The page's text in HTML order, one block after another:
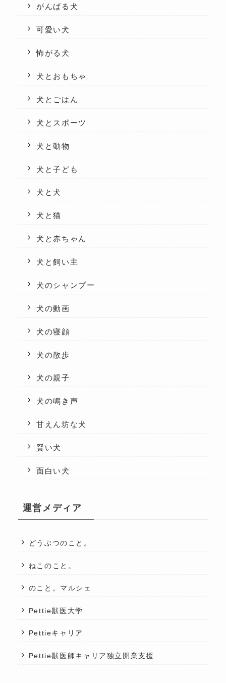
がんばる犬
可愛い犬
怖がる犬
犬とおもちゃ
犬とごはん
犬とスポーツ
犬と動物
犬と子ども
犬と犬
犬と猫
犬と赤ちゃん
犬と飼い主
犬のシャンプー
犬の動画
犬の寝顔
犬の散歩
犬の親子
犬の鳴き声
甘えん坊な犬
賢い犬
面白い犬
運営メディア
どうぶつのこと。
ねこのこと。
のこと。マルシェ
Pettie獣医大学
Pettieキャリア
Pettie獣医師キャリア独立開業支援